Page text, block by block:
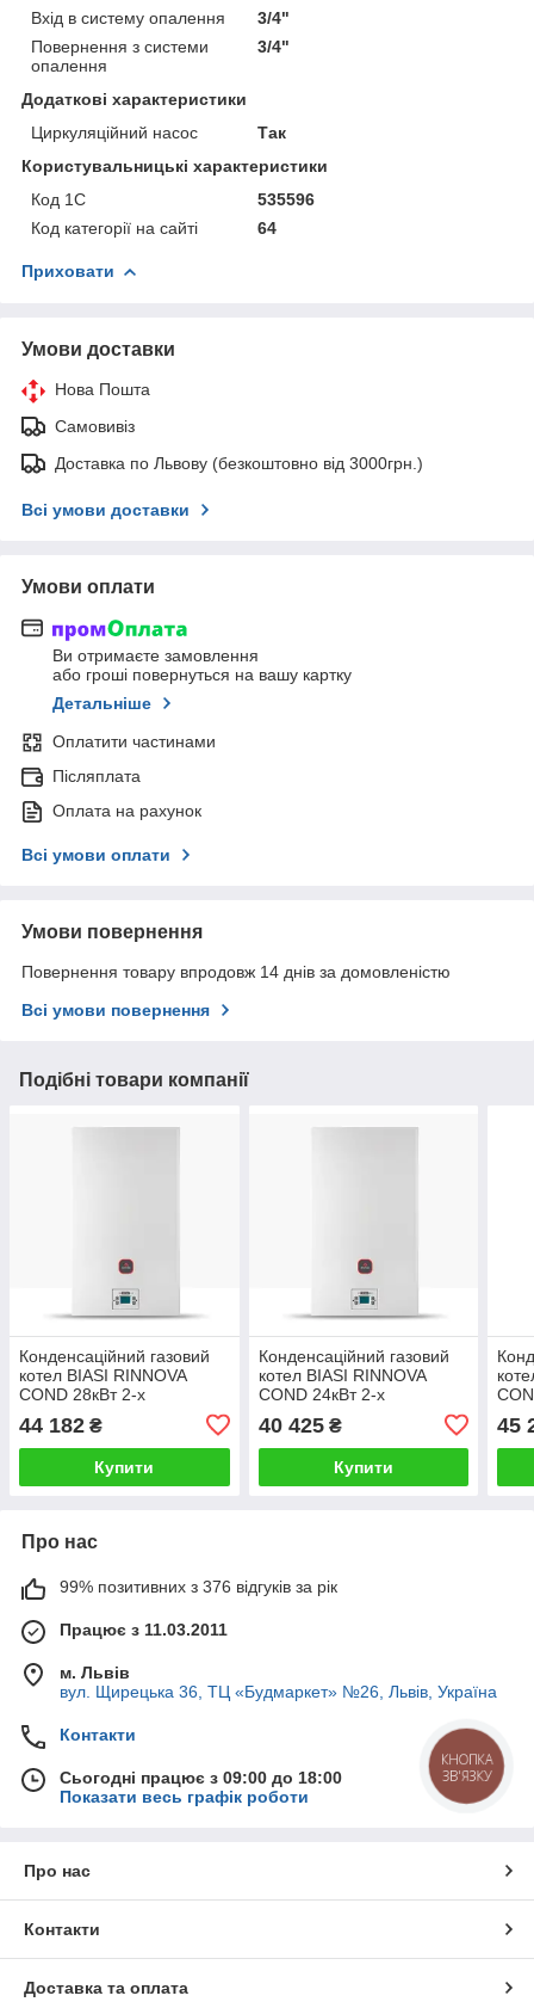
Вхід в систему опалення
3/4"
Повернення з системи
опалення
3/4"
Додаткові характеристики
Циркуляційний насос
Так
Користувальницькі характеристики
Код 1С
535596
Код категорії на сайті
64
Приховати
Умови доставки
Нова Пошта
Самовивіз
Доставка по Львову (безкоштовно від 3000грн.)
Всі умови доставки
Умови оплати
Ви отримаєте замовлення
або гроші повернуться на вашу картку
Детальніше
Оплатити частинами
Післяплата
Оплата на рахунок
Всі умови оплати
Умови повернення
Повернення товару впродовж 14 днів за домовленістю
Всі умови повернення
Подібні товари компанії
Конденсаційний газовий
котел BIASI RINNOVA
COND 28кВт 2-х
контурний M275V.2428SM
44 182 ₴
Купити
Конденсаційний газовий
котел BIASI RINNOVA
COND 24кВт 2-х
контурний M275V.2024SM
40 425₴
Купити
45
Про нас
99% позитивних з 376 відгуків за рік
Працює з 11.03.2011
м. Львів
вул. Щирецька 36, ТЦ «Будмаркет» №26, Львів, Україна
Контакти
Сьогодні працює з 09:00 до 18:00
Показати весь графік роботи
Про нас
Контакти
Доставка та оплата
КНОПКА
ЗВ'ЯЗКУ